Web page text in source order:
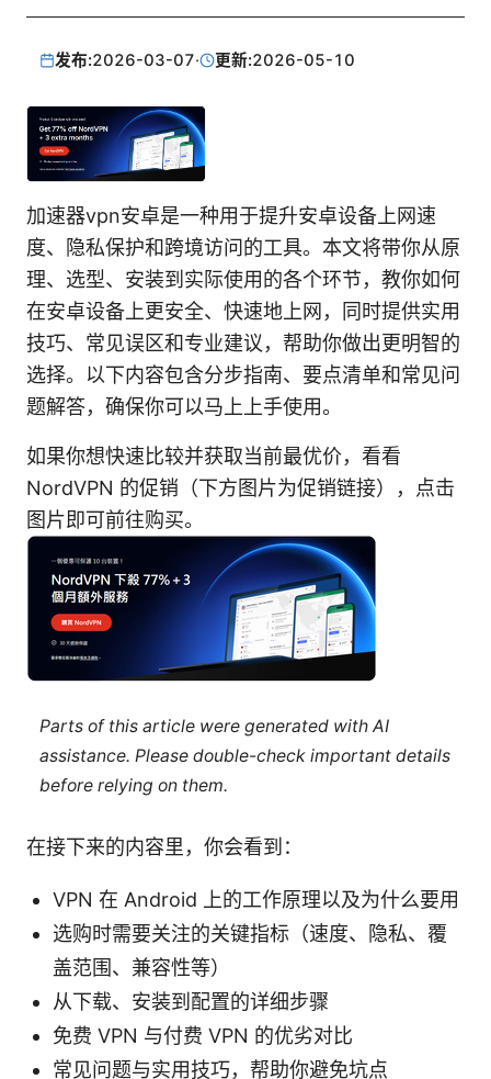
发布:2026-03-07· 更新:2026-05-10
加速器vpn安卓是一种用于提升安卓设备上网速
度、隐私保护和跨境访问的工具。本文将带你从原
理、选型、安装到实际使用的各个环节，教你如何
在安卓设备上更安全、快速地上网，同时提供实用
技巧、常见误区和专业建议，帮助你做出更明智的
选择。以下内容包含分步指南、要点清单和常见问
题解答，确保你可以马上上手使用。
如果你想快速比较并获取当前最优价，看看
NordVPN 的促销（下方图片为促销链接），点击
图片即可前往购买。
Parts of this article were generated with AI
assistance. Please double-check important details
before relying on them.
在接下来的内容里，你会看到：
VPN 在 Android 上的工作原理以及为什么要用
选购时需要关注的关键指标（速度、隐私、覆
盖范围、兼容性等）
从下载、安装到配置的详细步骤
免费 VPN 与付费 VPN 的优劣对比
常见问题与实用技巧，帮助你避免坑点